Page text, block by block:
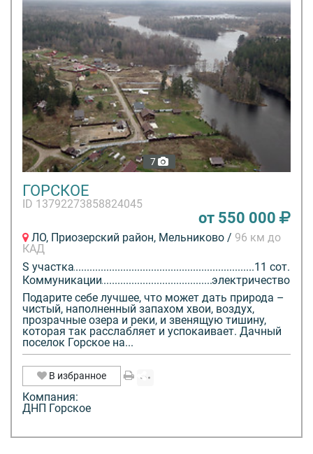
7
ГОРСКОЕ
ID 13792273858824045
от 550 000
ЛО, Приозерский район, Мельниково / 96 км до
КАД
S участка
11 сот.
Коммуникации
электричество
Подарите себе лучшее, что может дать природа –
чистый, наполненный запахом хвои, воздух,
прозрачные озера и реки, и звенящую тишину,
которая так расслабляет и успокаивает. Дачный
поселок Горское на...
В избранное
Компания:
ДНП Горское